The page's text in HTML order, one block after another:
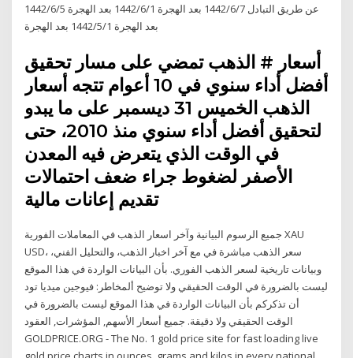
عن طريق التبادل 7‏‏/6‏‏/1442 بعد الهجرة 1‏‏/6‏‏/1442 بعد الهجرة 5‏‏/6‏‏/1442
بعد الهجرة 1‏‏/5‏‏/1442 بعد الهجرة
أسعار # الذهب تمضي على مسار تحقيق
أفضل أداء سنوي في 10 أعوام تتجه أسعار
الذهب الخميس 31 ديسمبر على ما يبدو
لتحقيق أفضل أداء سنوي منذ 2010، حتى
في الوقت الذي يتعرض فيه المعدن
الأصفر لضغوط جراء ضعف احتمالات
تقديم إعانات مالية
جميع الرسوم البيانية وآخر اسعار الذهب في المعاملات الفورية XAU
USD، سعر الذهب مباشرة في مع آخر اخبار الذهب، والتحليل الفني،
وبيانات تاريخية لسعر الذهب الفوري. بأن البيانات الواردة في هذا الموقع
ليست بالضرورة في الوقت الحقيقي ولا توضيح ألمخاطر: فيوجين ميديا تود
أن تذكركم بأن البيانات الواردة في هذا الموقع ليست بالضرورة في
الوقت الحقيقي ولا دقيقة. جميع أسعار الأسهم, المؤشرات, العقود
GOLDPRICE.ORG - The No. 1 gold price site for fast loading live